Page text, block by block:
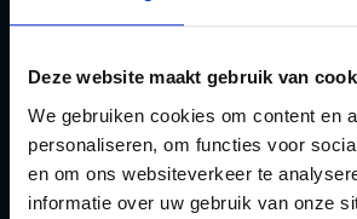
Deze website maakt gebruik van
We gebruiken cookies om content en
personaliseren, om functies voor
en om ons websiteverkeer te
informatie over uw gebruik van onze
Checklist IB 2023 (PDF)
Checklist IB 2023 (Word)
Checklist IB 2024 (PDF)
Checklist IB 2024 (Word)
O